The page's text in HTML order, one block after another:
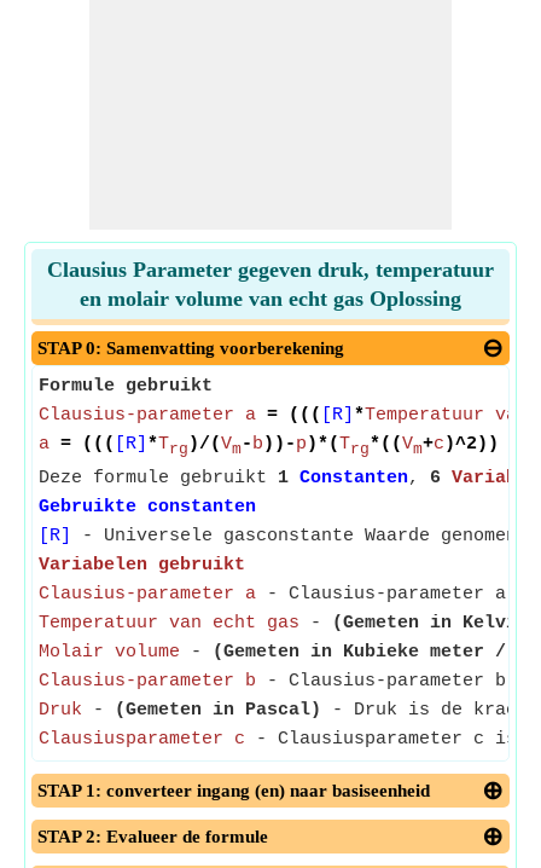
Clausius Parameter gegeven druk, temperatuur
en molair volume van echt gas Oplossing
STAP 0: Samenvatting voorberekening
Formule gebruikt
Clausius-parameter a = ((( [R] *Temperatuur van
a = ((( [R] *Trg )/(Vm-b ))-p )*(Trg*((Vm+c )^2))
Deze formule gebruikt 1 Constanten, 6
Gebruikte constanten
[R]
- Universele gasconstante Waarde genomen
Variabelen gebruikt
Clausius-parameter a - Clausius-parameter a
Temperatuur van echt gas - (Gemeten in Kelvin)
Molair volume -
(Gemeten in Kubieke meter /
Clausius-parameter b - Clausius-parameter b
Druk - (Gemeten in Pascal)
- Druk is de kracht
Clausiusparameter c - Clausiusparameter c is
STAP 1: converteer ingang (en) naar basiseenheid
STAP 2: Evalueer de formule